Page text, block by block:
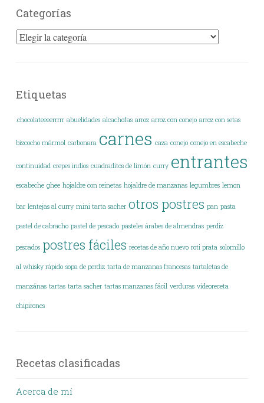
Categorías
Categorías
Etiquetas
.chocolateeeerrrrr abuelidades alcachofas arroz arroz con conejo arroz con setas
bizcocho mármol carbonara carnes caza conejo conejo en escabeche
continuidad crepes indios cuadraditos de limón curry entrantes
escabeche ghee hojaldre con reinetas hojaldre de manzanas legumbres lemon
bar lentejas al curry mini tarta sacher otros postres pan pasta
pastel de cabracho pastel de pescado pasteles árabes de almendras perdiz
pescados postres fáciles recetas de año nuevo roti prata solomillo
al whisky rápido sopa de perdiz tarta de manzanas francesas tartaletas de
manzánas tartas tarta sacher tartas manzanas fácil verduras vídeoreceta
chipirones
Recetas clasificadas
Acerca de mí